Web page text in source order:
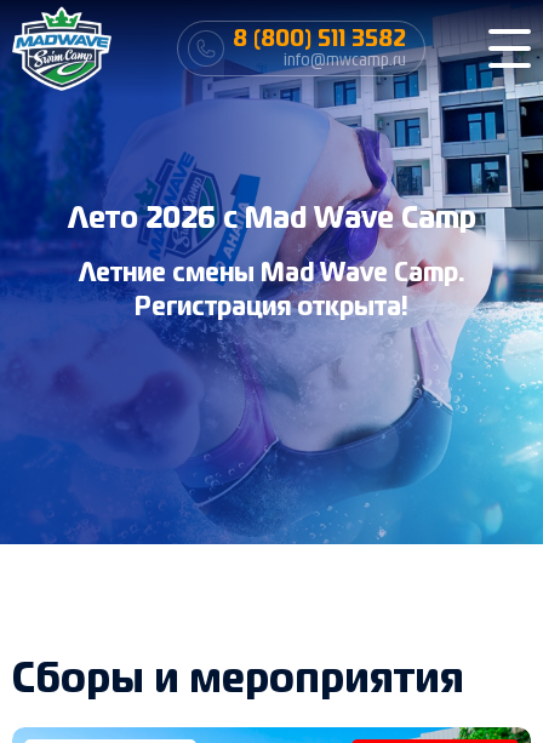
8 (800) 511 3582
info@mwcamp.ru
Лето 2026 с Mad Wave Camp
Летние смены Mad Wave Camp.
Регистрация открыта!
Сборы и мероприятия